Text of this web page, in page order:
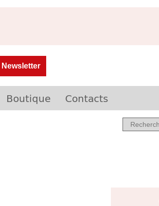
Newsletter
Boutique Contacts